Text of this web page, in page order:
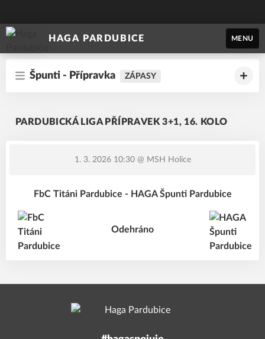
HAGA PARDUBICE MENU
Špunti - Přípravka ZÁPASY
PARDUBICKÁ LIGA PŘÍPRAVEK 3+1, 16. KOLO
1. 3. 2026 10:30@ MSH Holice
FbC Titáni Pardubice - HAGA Špunti Pardubice
Odehráno